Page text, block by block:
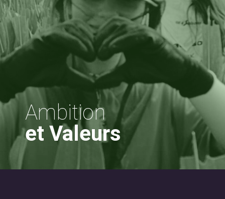
Ambition
et Valeurs